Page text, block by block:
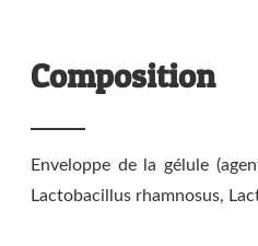
Composition
Enveloppe de la gélule
Lactobacillus rhamnosus,